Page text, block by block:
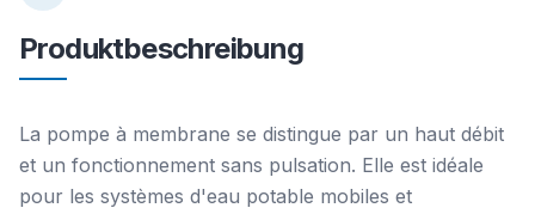
Produktbeschreibung
La pompe à membrane se distingue par un haut débit
et un fonctionnement sans pulsation. Elle est idéale
pour les systèmes d'eau potable mobiles et